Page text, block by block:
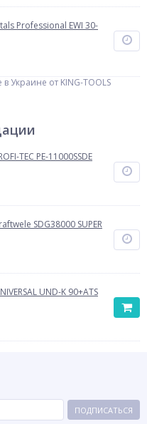
Professional EWI 30-
Украине от KING-TOOLS
TEC PE-11000SSDE
SDG38000 SUPER
UND-K 90+ATS
ПОДПИСАТЬСЯ